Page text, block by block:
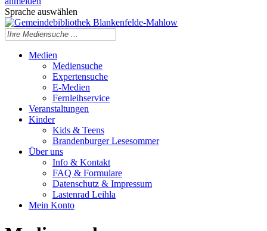
Sprache auswählen
Medien
Mediensuche
Expertensuche
E-Medien
Fernleihservice
Veranstaltungen
Kinder
Kids & Teens
Brandenburger Lesesommer
Über uns
Info & Kontakt
FAQ & Formulare
Datenschutz & Impressum
Lastenrad Leihla
Mein Konto